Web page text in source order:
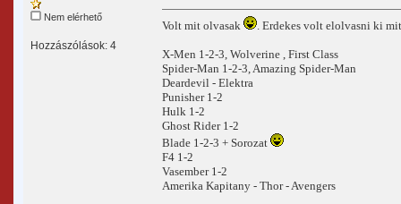
Nem elérhető
Hozzászólások: 4
Volt mit olvasak . Erdekes volt elolvasni ki
X-Men 1-2-3, Wolverine , First Class
Spider-Man 1-2-3, Amazing Spider-Man
Deardevil - Elektra
Punisher 1-2
Hulk 1-2
Ghost Rider 1-2
Blade 1-2-3 + Sorozat
F4 1-2
Vasember 1-2
Amerika Kapitany - Thor - Avengers